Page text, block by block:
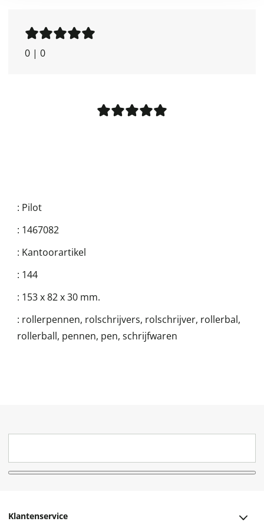
0 | 0
: Pilot
: 1467082
: Kantoorartikel
: 144
: 153 x 82 x 30 mm.
: rollerpennen, rolschrijvers, rolschrijver, rollerbal,
rollerball, pennen, pen, schrijfwaren
Klantenservice